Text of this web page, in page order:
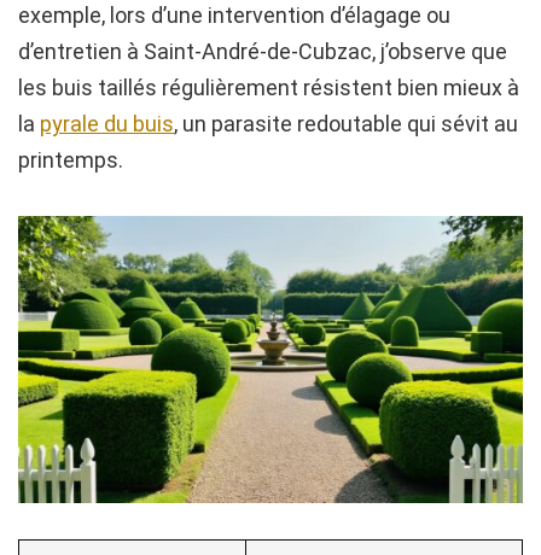
exemple, lors d’une intervention d’élagage ou
d’entretien à Saint-André-de-Cubzac, j’observe que
les buis taillés régulièrement résistent bien mieux à
la pyrale du buis, un parasite redoutable qui sévit au
printemps.